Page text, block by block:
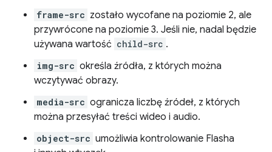
frame-src zostało wycofane na poziomie 2, ale
przywrócone na poziomie 3. Jeśli nie, nadal będzie
używana wartość child-src .
img-src określa źródła, z których można
wczytywać obrazy.
media-src ogranicza liczbę źródeł, z których
można przesyłać treści wideo i audio.
object-src umożliwia kontrolowanie Flasha